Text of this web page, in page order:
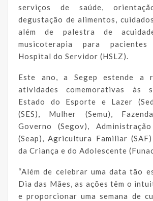
serviços de saúde,
degustação de alimentos,
além de palestra de
musicoterapia para
Hospital do Servidor (HSLZ).
Este ano, a Segep estende a
atividades comemorativas às
Estado do Esporte e Lazer
(SES), Mulher (Semu),
Governo (Segov),
(Seap), Agricultura Familiar
da Criança e do Adolescente
“Além de celebrar uma data tão
Dia das Mães, as ações têm o
e proporcionar uma semana de